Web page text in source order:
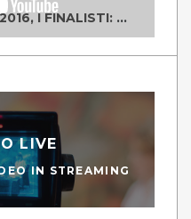
UNO TWO DREI 2015/2016, I FINALISTI: CLASSE IV ALS ISTITUTO "DEGASPERI" BORGO VALSUGANA
LIVE
IN STREAMING